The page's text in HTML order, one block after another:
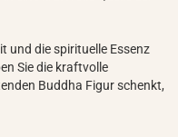
und die spirituelle Essenz
Sie die kraftvolle
Buddha Figur schenkt,